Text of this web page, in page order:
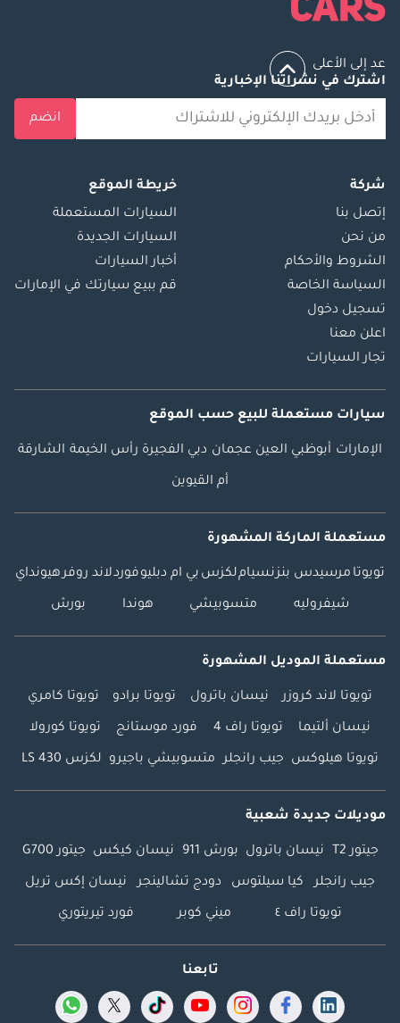
عد إلى الأعلى
اشترك في نشراتنا الإخبارية
انضم
شركة
إتصل بنا
من نحن
الشروط والأحكام
السياسة الخاصة
تسجيل دخول
اعلن معنا
تجار السيارات
خريطة الموقع
السيارات المستعملة
السيارات الجديدة
أخبار السيارات
قم ببيع سيارتك في الإمارات
سيارات مستعملة للبيع حسب الموقع
الإمارات أبوظبي العين عجمان دبي الفجيرة رأس الخيمة الشارقة
أم القيوين
مستعملة الماركة المشهورة
تويوتا مرسيدس بنزنسياملكزس بي ام دبليوفوردلاند روفرهيونداي
شيفروليه متسوبيشي هوندا بورش
مستعملة الموديل المشهورة
تويوتا لاند كروزر نيسان باترول تويوتا برادو تويوتا كامري
نيسان ألتيما تويوتا راف 4 فورد موستانج تويوتا كورولا
تويوتا هيلوكس جيب رانجلر متسوبيشي باجيرو لكزس LS 430
موديلات جديدة شعبية
جيتور T2 نيسان باترول بورش 911 نيسان كيكس جيتور G700
جيب رانجلر كيا سيلتوس دودج تشالينجر نيسان إكس تريل
تويوتا راف ٤ ميني كوبر فورد تيريتوري
تابعنا